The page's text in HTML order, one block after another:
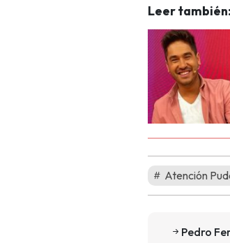
Leer también:
Atención
Pedro